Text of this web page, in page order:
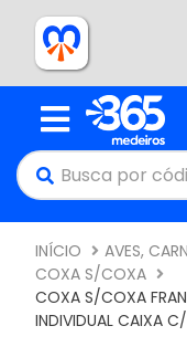
INÍCIO
AVES,
COXA S/COXA
COXA S/COXA
INDIVIDUAL CAIXA